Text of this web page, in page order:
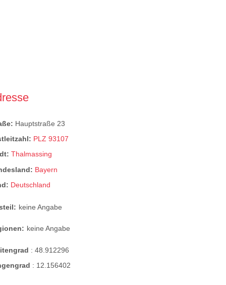
Hauptstraße 23
PLZ 93107
Thalmassing
Bayern
Deutschland
keine Angabe
keine Angabe
:48.912296
: 12.156402